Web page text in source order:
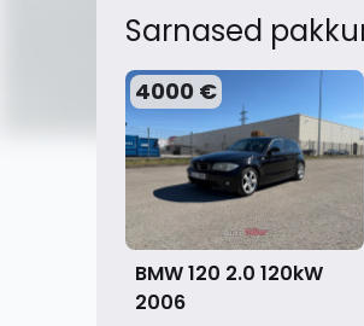
Sarnased
4000 €
BMW 120 2.0 120kW
2006